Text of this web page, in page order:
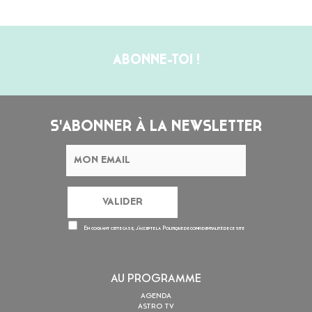
ABONNE-TOI !
S'ABONNER À LA NEWSLETTER
En cochant cette case, j’accepte la Politique de confidentialitéde ce site
AU PROGRAMME
AGENDA
ASTRO TV